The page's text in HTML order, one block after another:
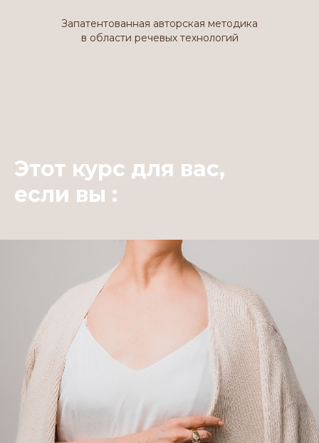
Запатентованная авторская методика
в области речевых технологий
Этот курс для вас,
если вы :